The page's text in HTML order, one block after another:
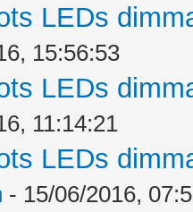
LEDs
15:56:53
LEDs
11:14:21
LEDs
- 15/06/2016,